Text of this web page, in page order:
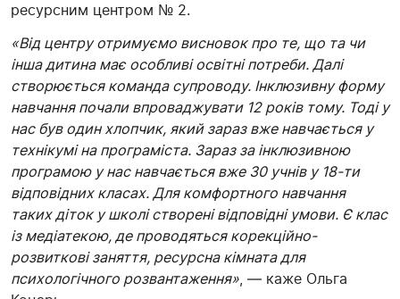
ресурсним центром № 2.
«Від центру отримуємо висновок про те, що та чи
інша дитина має особливі освітні потреби. Далі
створюється команда супроводу. Інклюзивну форму
навчання почали впроваджувати 12 років тому. Тоді у
нас був один хлопчик, який зараз вже навчається у
технікумі на програміста. Зараз за інклюзивною
програмою у нас навчається вже 30 учнів у 18-ти
відповідних класах. Для комфортного навчання
таких діток у школі створені відповідні умови. Є клас
із медіатекою, де проводяться корекційно-
розвиткові заняття, ресурсна кімната для
психологічного розвантаження», — каже Ольга